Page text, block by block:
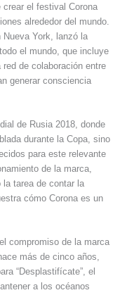
el festival Corona
alrededor del mundo.
York, lanzó la
el mundo, que incluye
de colaboración entre
generar consciencia
de Rusia 2018, donde
durante la Copa, sino
para este relevante
de la marca,
la tarea de contar la
cómo Corona es un
compromiso de la marca
más de cinco años,
“Desplastifícate”, el
a los océanos